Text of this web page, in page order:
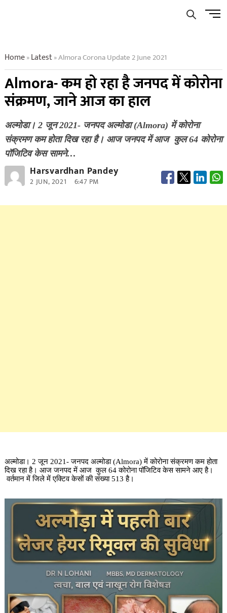
Menu
Home»Latest»Almora Corona Update 2 June 2021
Almora- कम हो रहा है जनपद में कोरोना
संक्रमण, जाने आज का हाल
अल्मोडा। 2 जून 2021- जनपद अल्मोडा (Almora) में कोरोना
संक्रमण कम होता दिख रहा है। आज जनपद में आज कुल 64 कोरोना
पॉजिटिव केस सामने…
Harsvardhan Pandey
2 JUN, 2021 6:47 PM
अल्मोडा। 2 जून 2021- जनपद अल्मोडा (Almora) में कोरोना संक्रमण कम होता
दिख रहा है। आज जनपद में आज कुल 64 कोरोना पॉजिटिव केस सामने आए है।
वर्तमान में जिले में एक्टिव केसों की संख्या 513 है।